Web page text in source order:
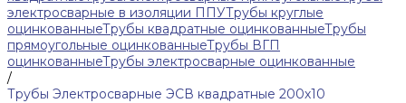
электросварные в изоляции ППУТрубы круглые
оцинкованныеТрубы квадратные оцинкованныеТрубы
прямоугольные оцинкованныеТрубы ВГП
оцинкованныеТрубы электросварные оцинкованные
/
Трубы Электросварные ЭСВ квадратные 200х10